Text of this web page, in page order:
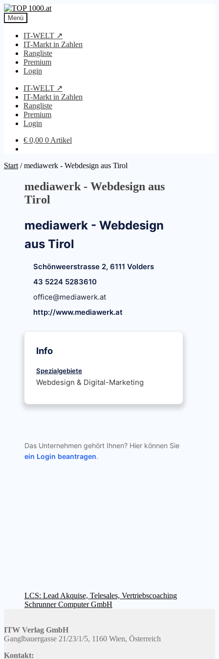
Zur
Navigation
springen
Zum
Inhalt
springen
Menü
IT-WELT ↗
IT-Markt in Zahlen
Rangliste
Premium
Login
IT-WELT ↗
IT-Markt in Zahlen
Rangliste
Premium
Login
€ 0,00 0 Artikel
Start /mediawerk - Webdesign aus Tirol
mediawerk - Webdesign aus
Tirol
mediawerk - Webdesign
aus Tirol
Schönweerstrasse 2, 6111 Volders
43 5224 5283610
office@mediawerk.at
http://www.mediawerk.at
Info
Spezialgebiete
Webdesign & Digital-Marketing
Das Unternehmen gehört Ihnen? Hier können Sie
ein Login beantragen.
Beitragsnavigation
Vorheriger
Beitrag:
LCS: Lead Akquise, Telesales, Vertriebscoaching
Nächster
Schrunner Computer GmbH
ITW Verlag GmbH
Ganglbauergasse 21/23/1/5, 1160 Wien, Österreich
Kontakt: